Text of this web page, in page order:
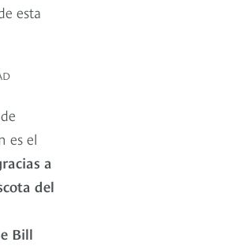
esta
es el
a
del
Bill